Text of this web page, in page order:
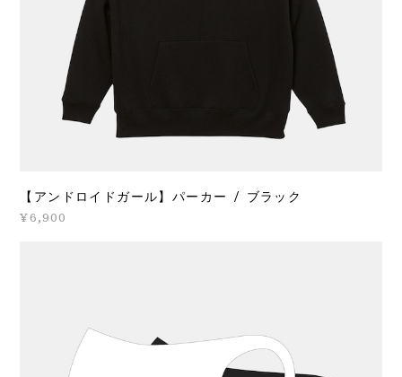
【アンドロイドガール】パーカー / ブラック
¥6,900